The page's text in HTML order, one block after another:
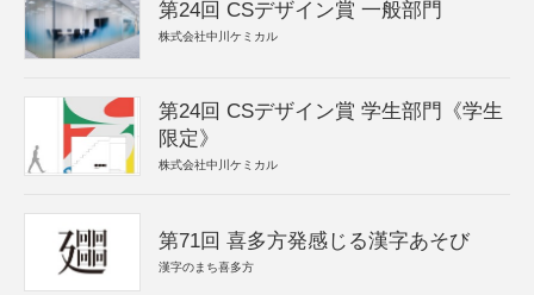
第24回 CSデザイン賞 一般部門
株式会社中川ケミカル
第24回 CSデザイン賞 学生部門《学生
限定》
株式会社中川ケミカル
第71回 喜多方発感じる漢字あそび
漢字のまち喜多方